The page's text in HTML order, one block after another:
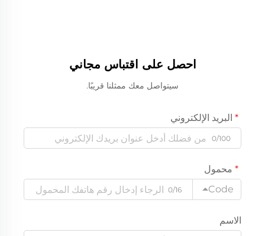
احصل على اقتباس مجاني
سيتواصل معك ممثلنا قريبًا.
البريد الإلكتروني
0/100
محمول
Code
0/16
الاسم